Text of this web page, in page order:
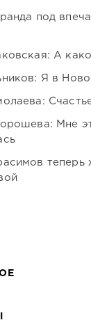
под
А
Я в
Мне
теперь